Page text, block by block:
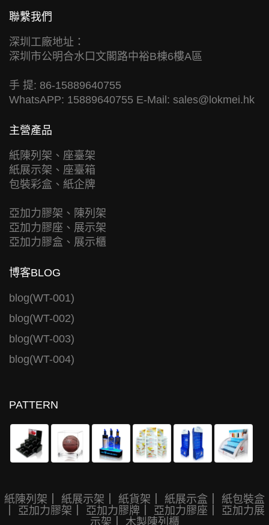
聯繫我們
深圳工廠地址：
深圳市公明合水口文閣路中裕B棟6樓A區
手 提: 86-15889640755
WhatsAPP: 15889640755 E-Mail: sales@lokmei.hk
主營產品
紙陳列架、座臺架
紙展示架、座臺箱
包裝彩盒、紙企牌
亞加力膠架、陳列架
亞加力膠座、展示架
亞加力膠盒、展示櫃
博客BLOG
blog(WT-001)
blog(WT-002)
blog(WT-003)
blog(WT-004)
PATTERN
紙陳列架 紙展示架 紙貨架 紙展示盒
紙包裝盒
亞加力膠架 亞加力膠牌 亞加力膠座
亞加力展
示架
木製陳列櫃